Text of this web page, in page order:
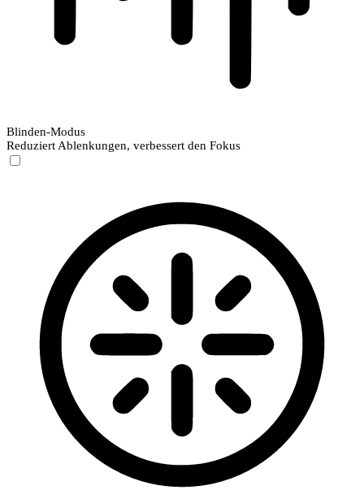
Blinden-Modus
Reduziert Ablenkungen, verbessert den Fokus